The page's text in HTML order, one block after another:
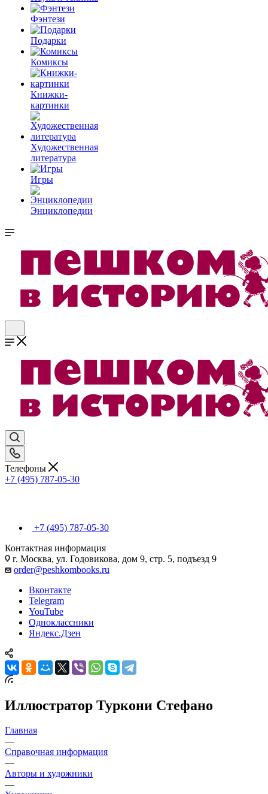
Фэнтези
Подарки
Комиксы
Книжки-
картинки
Художественная
литература
Игры
Энциклопедии
Телефоны
+7 (495) 787-05-30
+7 (495) 787-05-30
Контактная информация
г. Москва, ул. Годовикова, дом 9, стр. 5, подъезд 9
order@peshkombooks.ru
Вконтакте
Telegram
YouTube
Одноклассники
Яндекс.Дзен
Иллюстратор Туркони Стефано
Главная
—
Справочная информация
—
Авторы и художники
—